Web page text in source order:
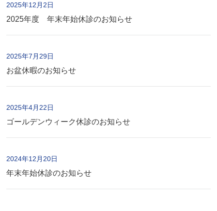
2025年12月2日
2025年度 年末年始休診のお知らせ
2025年7月29日
お盆休暇のお知らせ
2025年4月22日
ゴールデンウィーク休診のお知らせ
2024年12月20日
年末年始休診のお知らせ